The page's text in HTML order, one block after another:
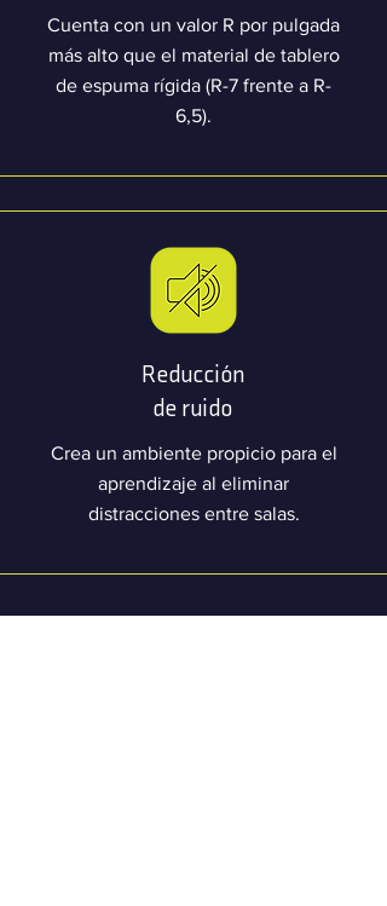
Cuenta con un valor R por pulgada
más alto que el material de tablero
de espuma rígida (R-7 frente a R-
6,5).
Reducción
de ruido
Crea un ambiente propicio para el
aprendizaje al eliminar
distracciones entre salas.